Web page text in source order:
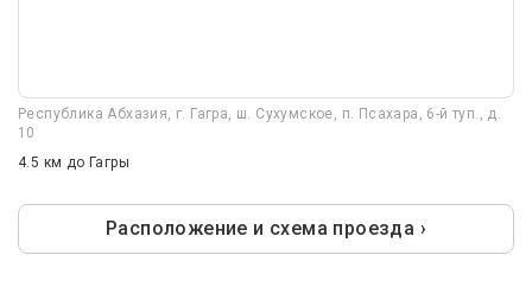
Республика Абхазия, г. Гагра, ш. Сухумское, п. Псахара, 6-й туп., д.
10
4.5 км до Гагры
Расположение и схема проезда ›